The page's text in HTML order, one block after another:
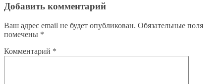
Добавить комментарий
Ваш адрес email не будет опубликован. Обязательные поля
помечены *
Комментарий *